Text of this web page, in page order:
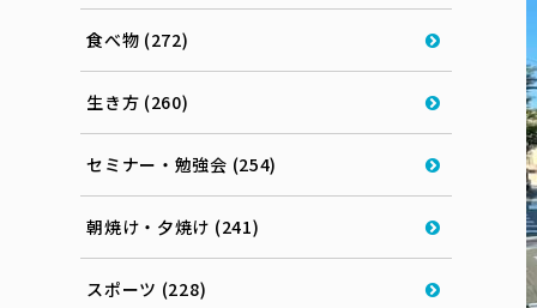
食べ物 (272)
生き方 (260)
セミナー・勉強会 (254)
朝焼け・夕焼け (241)
スポーツ (228)